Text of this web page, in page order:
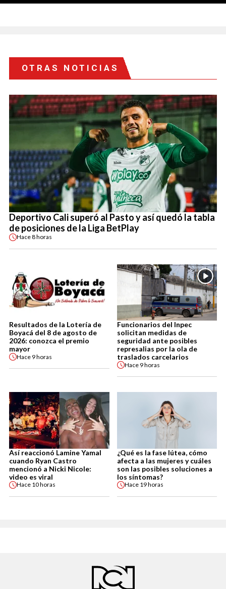
OTRAS NOTICIAS
Deportivo Cali superó al Pasto y así quedó la tabla
de posiciones de la Liga BetPlay
Hace8 horas
Resultados de la Lotería de
Boyacá del 8 de agosto de
2026: conozca el premio
mayor
Hace 9 horas
Funcionarios del Inpec
solicitan medidas de
seguridad ante posibles
represalias por la ola de
traslados carcelarios
Hace 9 horas
Así reaccionó Lamine Yamal
cuando Ryan Castro
mencionó a Nicki Nicole:
video es viral
Hace 10 horas
¿Qué es la fase lútea, cómo
afecta a las mujeres y cuáles
son las posibles soluciones a
los síntomas?
Hace 19 horas